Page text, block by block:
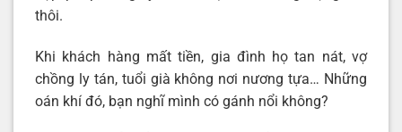
thôi.
Khi khách hàng mất tiền, gia đình họ tan nát, vợ
chồng ly tán, tuổi già không nơi nương tựa… Những
oán khí đó, bạn nghĩ mình có gánh nổi không?